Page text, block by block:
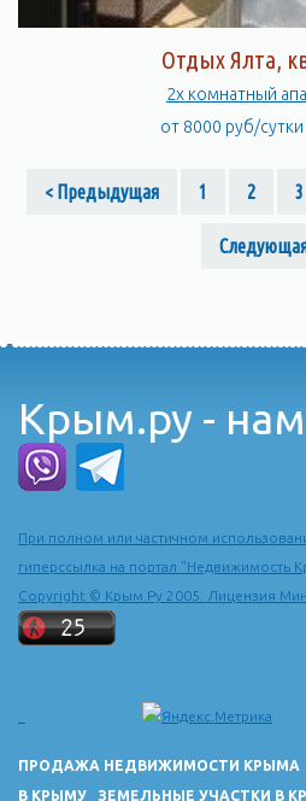
Отдых Ялта,
2х комнатный
от 8000 руб/
< Предыдущая 1 2 3
Крым.ру -
При полном или частичном
гиперссылка на портал "Недвижимость
Copyright © Крым.Ру 2005. Лицензия
ПРОДАЖА НЕДВИЖИМОСТИ КРЫМА
В КРЫМУ
ЗЕМЕЛЬНЫЕ УЧАСТКИ В